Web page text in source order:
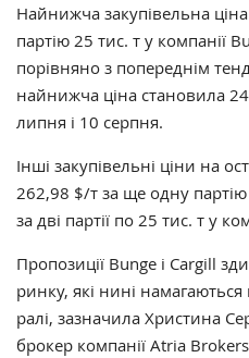
Найнижча закупівельна
партію 25 тис. т у компанії
порівняно з попереднім
найнижча ціна становила
липня і 10 серпня.
Інші закупівельні ціни на
262,98 $/т за ще одну
за дві партії по 25 тис. т у
Пропозиції Bunge і Cargill
ринку, які нині
ралі, зазначила Христина
брокер компанії Atria